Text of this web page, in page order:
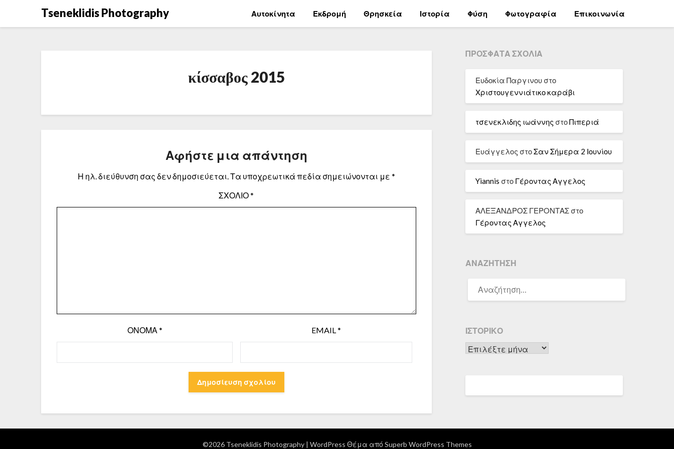
Tseneklidis Photography Αυτοκίνητα Εκδρομή Θρησκεία Ιστορία Φύση Φωτογραφία Επικοινωνία
κίσσαβος 2015
Αφήστε μια απάντηση
Η ηλ. διεύθυνση σας δεν δημοσιεύεται.Τα υποχρεωτικά πεδία σημειώνονται με *
ΣΧΌΛΙΟ*
ΌΝΟΜΑ * EMAIL*
ΠΡΌΣΦΑΤΑ ΣΧΌΛΙΑ
Ευδοκία Παργινουστο
Χριστουγεννιάτικο καράβι
τσενεκλιδης ιωάννης στοΠιπεριά
Ευάγγελος στοΣαν Σήμερα 2 Ιουνίου
Yiannis στο Γέροντας Αγγελος
ΑΛΕΞΑΝΔΡΟΣ ΓΕΡΟΝΤΑΣστο
Γέροντας Αγγελος
ΑΝΑΖΉΤΗΣΗ
ΓΙΑ:
ΙΣΤΟΡΙΚΌ
Ιστορικό
©2026 Tseneklidis Photography | WordPress Θέμα από Superb WordPress Themes